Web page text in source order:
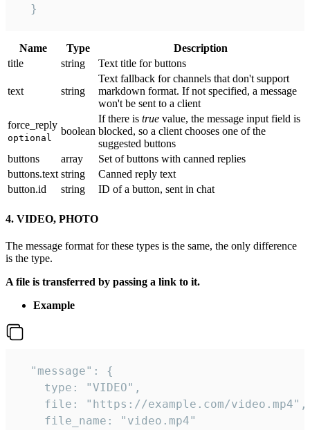
  }
Name Type
Description
title
string Text title for buttons
text string
Text fallback for channels that don't support
markdown format. If not specified, a message
won't be sent to a client
force_reply
optional
boolean
If there is true value, the message input field is
blocked, so a client chooses one of the
suggested buttons
buttons
array
Set of buttons with canned replies
buttons.text string
Canned reply text
button.id
string ID of a button, sent in chat
4. VIDEO, PHOTO
The message format for these types is the same, the only difference
is the type.
A file is transferred by passing a link to it.
Example
  "message": {
    type: "VIDEO",
    file: "https://example.com/video.mp4",
    file_name: "video.mp4"